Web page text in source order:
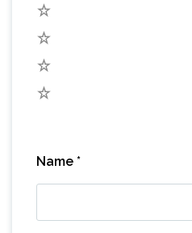
Name *